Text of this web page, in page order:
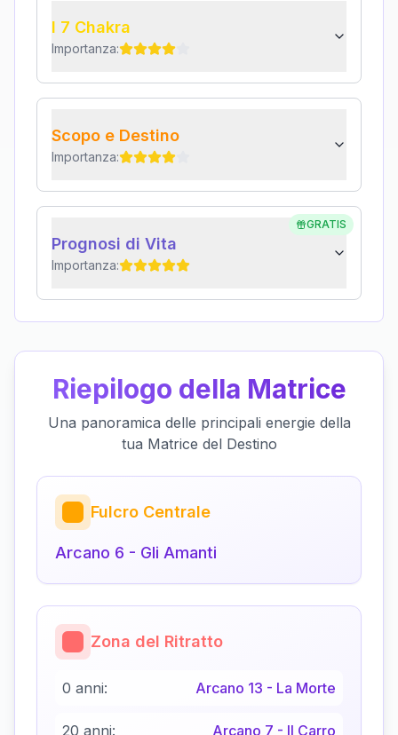
I 7 Chakra
Importanza:
Scopo e Destino
Importanza:
GRATIS
Prognosi di Vita
Importanza:
Riepilogo della Matrice
Una panoramica delle principali energie della
tua Matrice del Destino
Fulcro Centrale
Arcano 6 - Gli Amanti
Zona del Ritratto
0 anni: Arcano 13 - La Morte
20 anni: Arcano 7 - Il Carro